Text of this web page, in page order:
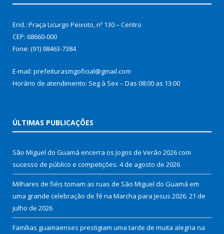
End.: Praça Licurgo Peixoto, nº 130 – Centro
CEP: 68660-000
Fone: (91) 98463-7384
E-mail: prefeiturasmgoficial@gmail.com
Horário de atendimento: Seg à Sex – Das 08:00 as 13:00
ÚLTIMAS PUBLICAÇÕES
São Miguel do Guamá encerra os Jogos de Verão 2026 com
sucesso de público e competições. 4 de agosto de 2026
Milhares de fiéis tomam as ruas de São Miguel do Guamá em
uma grande celebração de fé na Marcha para Jesus 2026. 21 de
julho de 2026
Famílias guamaenses prestigiam uma tarde de muita alegria na